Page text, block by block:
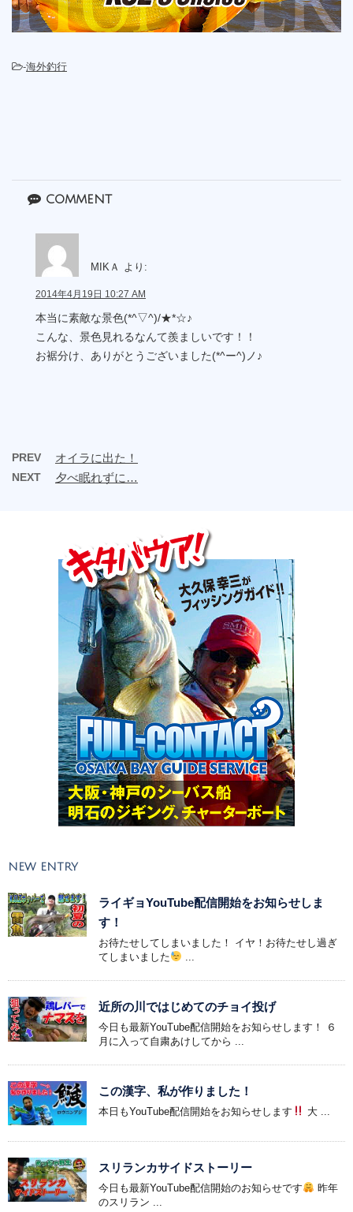
-海外釣行
comment
MIKＡ より:
2014年4月19日 10:27 AM
本当に素敵な景色(*^▽^)/★*☆♪
こんな、景色見れるなんて羨ましいです！！
お裾分け、ありがとうございました(*^ー^)ノ♪
PREV オイラに出た！
NEXT 夕べ眠れずに…
NEW ENTRY
ライギョYouTube配信開始をお知らせしま
す！
お待たせしてしまいました！ イヤ！お待たせし過ぎ
てしまいました
近所の川ではじめてのチョイ投げ
今日も最新YouTube配信開始をお知らせします！ ６
月に入って自粛あけしてから ...
この漢字、私が作りました！
本日もYouTube配信開始をお知らせします 大 ...
スリランカサイドストーリー
今日も最新YouTube配信開始のお知らせです
昨年
のスリラン ...